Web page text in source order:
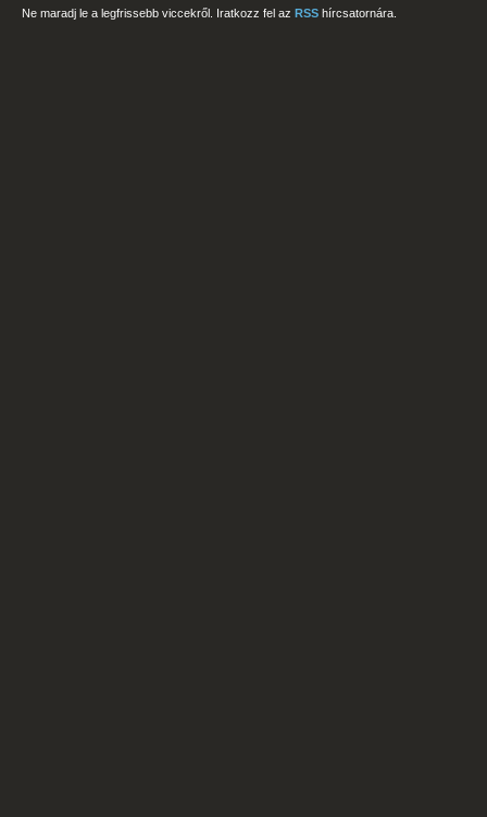
Ne maradj le a legfrissebb viccekről. Iratkozz fel az RSS hírcsatornára.